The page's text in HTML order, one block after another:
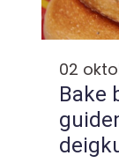
02
Bake